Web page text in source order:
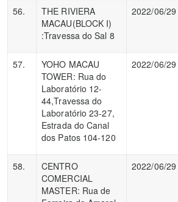
56.
THE RIVIERA
MACAU(BLOCK I)
:Travessa do Sal 8
2022/06/29
57.
YOHO MACAU
TOWER: Rua do
Laboratório 12-
44,Travessa do
Laboratório 23-27,
Estrada do Canal
dos Patos 104-120
2022/06/29
58.
CENTRO
COMERCIAL
MASTER: Rua de
2022/06/29